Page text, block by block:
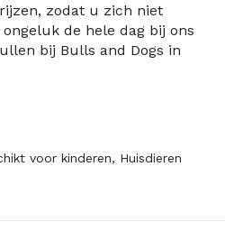
zodat u zich niet
de hele dag bij ons
bij Bulls and Dogs in
voor kinderen, Huisdieren